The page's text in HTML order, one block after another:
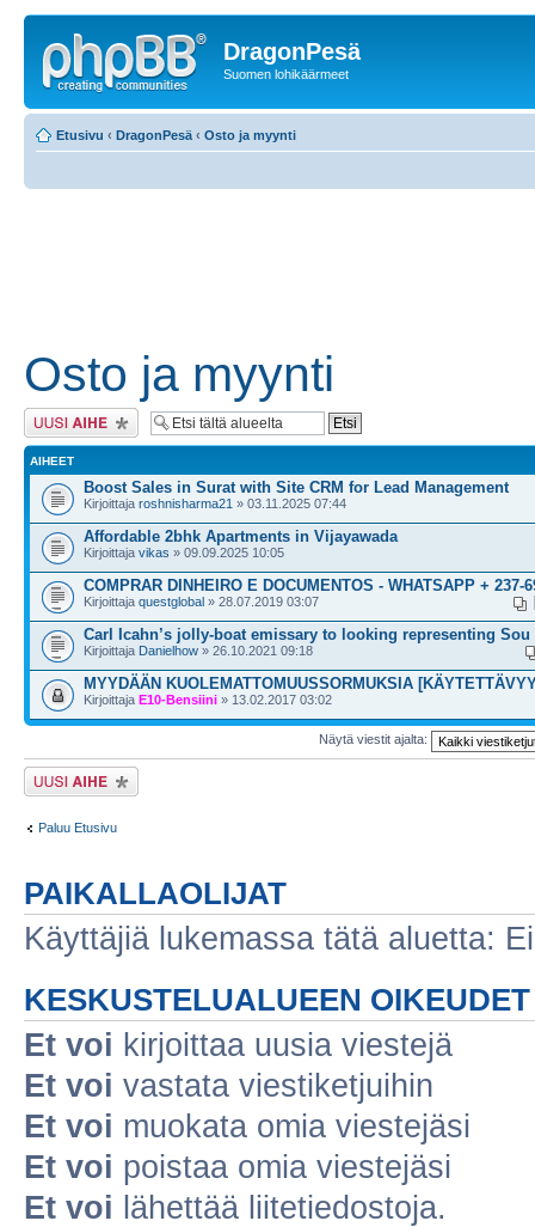
DragonPesä
Suomen lohikäärmeet
Etusivu ‹ DragonPesä ‹ Osto ja myynti
Osto ja myynti
Lähetä uusi viesti
AIHEET
Boost Sales in Surat with Site CRM for Lead Management
Kirjoittaja roshnisharma21 » 03.11.2025 07:44
Affordable 2bhk Apartments in Vijayawada
Kirjoittaja vikas » 09.09.2025 10:05
COMPRAR DINHEIRO E DOCUMENTOS - WHATSAPP + 237-
Kirjoittaja questglobal » 28.07.2019 03:07
Carl Icahn’s jolly-boat emissary to looking representing Sou
Kirjoittaja Danielhow » 26.10.2021 09:18
MYYDÄÄN KUOLEMATTOMUUSSORMUKSIA
Kirjoittaja E10-Bensiini » 13.02.2017 03:02
Näytä viestit ajalta:
Lähetä uusi viesti
Paluu Etusivu
PAIKALLAOLIJAT
Käyttäjiä lukemassa tätä aluetta:
KESKUSTELUALUEEN OIKEUDET
Et voi kirjoittaa uusia viestejä
Et voi vastata viestiketjuihin
Et voi muokata omia viestejäsi
Et voi poistaa omia viestejäsi
Et voi lähettää liitetiedostoja.